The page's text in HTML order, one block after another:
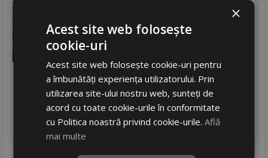
Zgomot B 74 dB
475RON
612 RON Discount22%
In stoc - 4 buc
livrare 24/48 ore
Stoc magazin
4 Adauga in cos
×
Acest site web folosește
cookie-uri
Acest site web folosește cookie-uri pentru
a îmbunătăți experiența utilizatorului. Prin
utilizarea site-ului nostru web, sunteți de
acord cu toate cookie-urile în conformitate
cu Politica noastră privind cookie-urile.Află
mai multe